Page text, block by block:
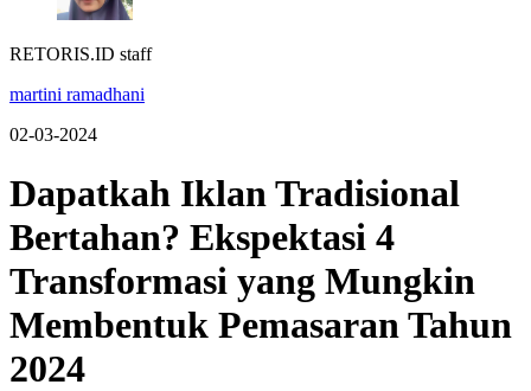
RETORIS.ID staff
martini ramadhani
02-03-2024
Dapatkah Iklan Tradisional
Bertahan? Ekspektasi 4
Transformasi yang Mungkin
Membentuk Pemasaran Tahun
2024